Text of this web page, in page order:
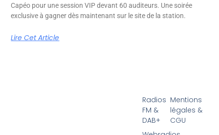
Capéo pour une session VIP devant 60 auditeurs. Une soirée
exclusive à gagner dès maintenant sur le site de la station.
Lire Cet Article
Radios
FM &
DAB+
Mentions
légales &
CGU